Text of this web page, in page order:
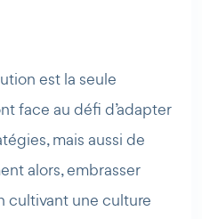
est la seule
face au défi d’adapter
mais aussi de
alors, embrasser
cultivant une culture
des renseignements, ou